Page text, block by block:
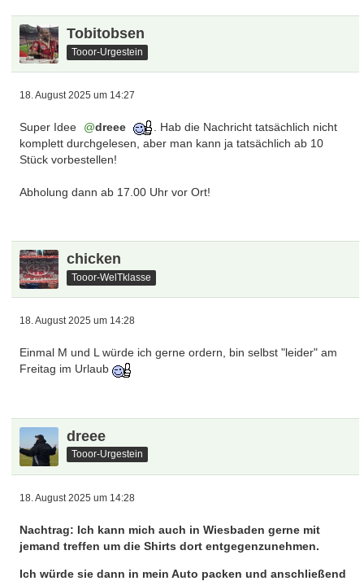
Tobitobsen
Tooor-Urgestein
18. August 2025 um 14:27
Super Idee dreee
. Hab die Nachricht tatsächlich nicht
komplett durchgelesen, aber man kann ja tatsächlich ab 10
Stück vorbestellen!
Abholung dann ab 17.00 Uhr vor Ort!
chicken
Tooor-WelTklasse
18. August 2025 um 14:28
Einmal M und L würde ich gerne ordern, bin selbst "leider" am
Freitag im Urlaub
dreee
Tooor-Urgestein
18. August 2025 um 14:28
Nachtrag: Ich kann mich auch in Wiesbaden gerne mit
jemand treffen um die Shirts dort entgegenzunehmen.
Ich würde sie dann in mein Auto packen und anschließend